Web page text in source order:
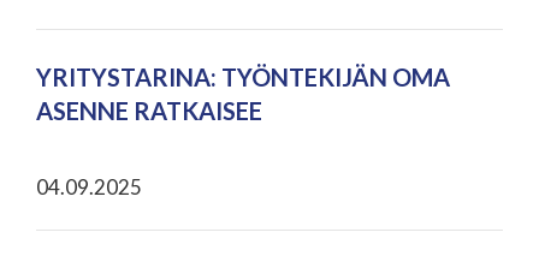
YRITYSTARINA: TYÖNTEKIJÄN OMA
ASENNE RATKAISEE
04.09.2025